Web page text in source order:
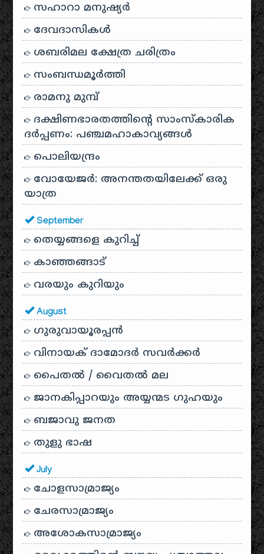
സഹാറാ മനുഷ്യർ
ദേവദാസികൾ
ശബരിമല ക്ഷേത്ര ചരിത്രം
സംബന്ധമൂർത്തി
രാമനു മുമ്പ്
ദക്ഷിണഭാരതത്തിൻ്റെ സാംസ്കാരിക
ദർപ്പണം: പഞ്ചമഹാകാവ്യങ്ങൾ
പൊലിയന്ദ്രം
വോയേജർ: അനന്തതയിലേക്ക് ഒരു
യാത്ര
September
തെയ്യങ്ങളെ കുറിച്ച്
കാഞ്ഞങ്ങാട്
വരയും കുറിയും
August
ഗുരുവായൂരപ്പൻ
വിനായക് ദാമോദർ സവർക്കർ
പൈതൽ / വൈതൽ മല
ജാനകിപ്പാറയും അയ്യന്മട ഗുഹയും
ബജാവു ജനത
തുളു ഭാഷ
July
ചോളസാമ്രാജ്യം
ചേരസാമ്രാജ്യം
അശോകസാമ്രാജ്യം